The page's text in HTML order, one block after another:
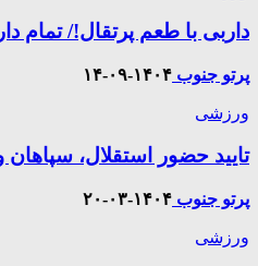
داربی با طعم پرتقال!/ تمام
پرتو جنوب ۱۴۰۴-۰۹-۱۴
ورزشی
تایید حضور استقلال، سپاهان
پرتو جنوب ۱۴۰۴-۰۳-۲۰
ورزشی